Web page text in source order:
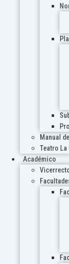
Manual
Teatro La
Académico